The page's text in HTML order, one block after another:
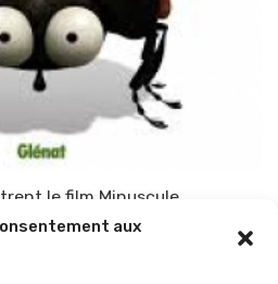
aux
le film Minuscule
2014